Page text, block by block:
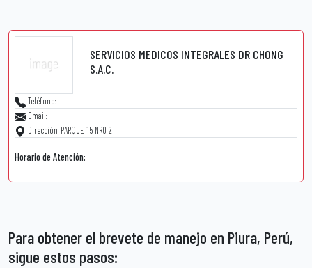
SERVICIOS MEDICOS INTEGRALES DR CHONG
S.A.C.
Teléfono:
Email:
Dirección: PARQUE 15 NRO 2
Horario de Atención:
Para obtener el brevete de manejo en Piura, Perú,
sigue estos pasos: